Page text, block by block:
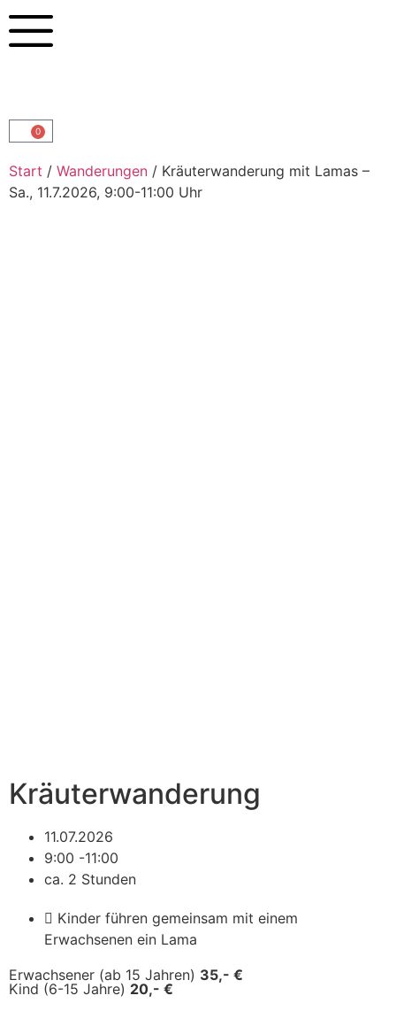
0
Start / Wanderungen / Kräuterwanderung mit Lamas –
Sa., 11.7.2026, 9:00-11:00 Uhr
Kräuterwanderung
11.07.2026
9:00 -11:00
ca. 2 Stunden
Kinder führen gemeinsam mit einem
Erwachsenen ein Lama
Erwachsener (ab 15 Jahren) 35,- €
Kind (6-15 Jahre) 20,- €